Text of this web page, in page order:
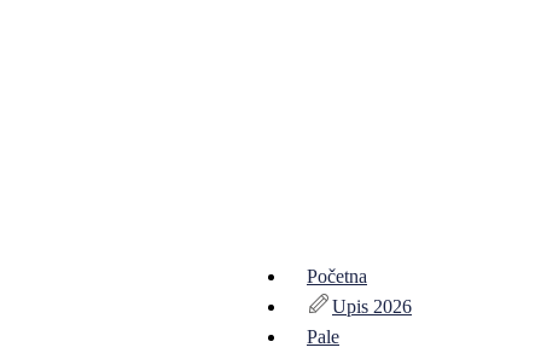
Početna
Upis 2026
Pale